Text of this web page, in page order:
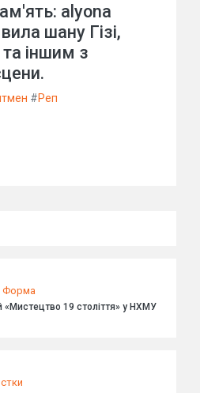
alyona
шану Гізі,
іншим з
#Реп
Форма
«Мистецтво 19 століття» у НХМУ